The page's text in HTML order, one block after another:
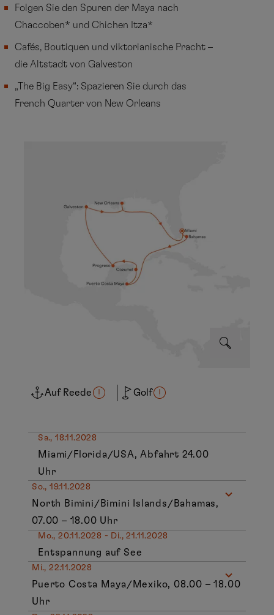
Folgen Sie den Spuren der Maya nach
Chaccoben* und Chichen Itza*
Cafés, Boutiquen und viktorianische Pracht –
die Altstadt von Galveston
„The Big Easy“: Spazieren Sie durch das
French Quarter von New Orleans
Auf Reede Golf
Sa., 18.11.2028
Miami/Florida/USA, Abfahrt 24.00
Uhr
So., 19.11.2028
North Bimini/Bimini Islands/Bahamas,
07.00 – 18.00 Uhr
Mo., 20.11.2028 - Di., 21.11.2028
Entspannung auf See
Mi., 22.11.2028
Puerto Costa Maya/Mexiko, 08.00 – 18.00
Uhr